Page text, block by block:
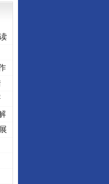
，读懂乐至的“诗与远方”